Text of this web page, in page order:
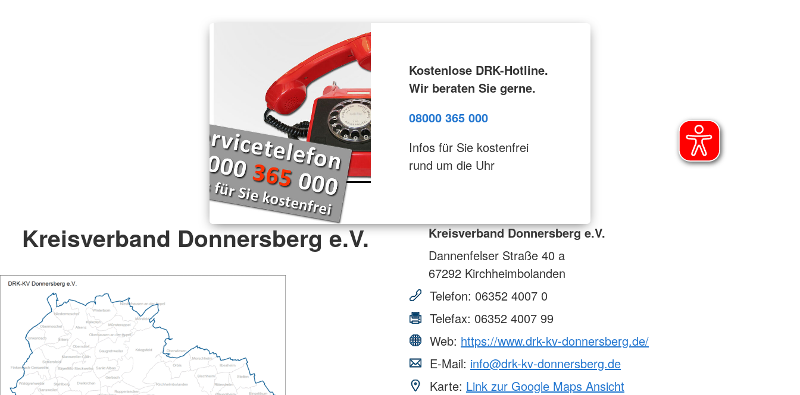
Kostenlose DRK-Hotline.
Wir beraten Sie gerne.
08000 365 000
Infos für Sie kostenfrei
rund um die Uhr
Kreisverband Donnersberg e.V.
Kreisverband Donnersberg e.V.
Dannenfelser Straße 40 a
67292 Kirchheimbolanden
Telefon: 06352 4007 0
Telefax: 06352 4007 99
Web: https://www.drk-kv-donnersberg.de/
E-Mail: info@drk-kv-donnersberg.de
Karte: Link zur Google Maps Ansicht